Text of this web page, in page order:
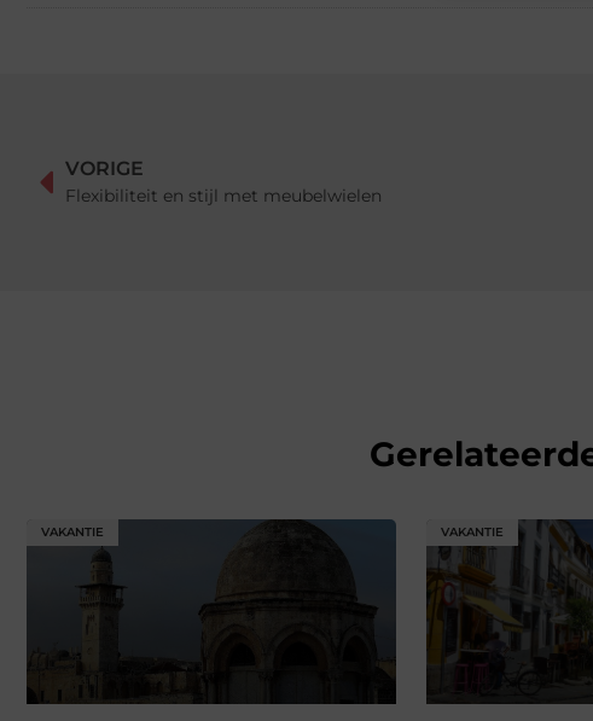
VORIGE
Flexibiliteit en stijl met meubelwielen
VAKANTIE VAKANTIE